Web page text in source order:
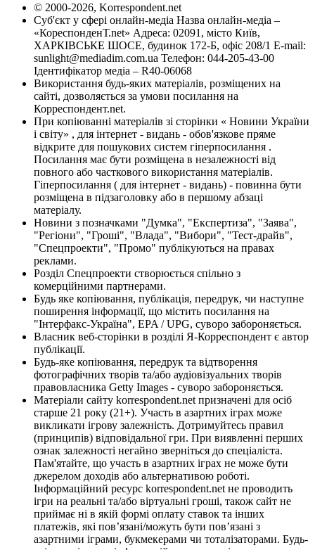
© 2000-2026, Korrespondent.net
Суб'єкт у сфері онлайн-медіа Назва онлайн-медіа –
«КореспонденТ.net» Адреса: 02091, місто Київ,
ХАРКІВСЬКЕ ШОСЕ, будинок 172-Б, офіс 208/1 E-mail:
sunlight@mediadim.com.ua Телефон: 044-205-43-00
Ідентифікатор медіа – R40-06068
Використання будь-яких матеріалів, розміщених на
сайті, дозволяється за умови посилання на
Корреспондент.net.
При копіюванні матеріалів зі сторінки « Новини України
і світу» , для інтернет - видань - обов'язкове пряме
відкрите для пошукових систем гіперпосилання .
Посилання має бути розміщена в незалежності від
повного або часткового використання матеріалів.
Гіперпосилання ( для інтернет - видань) - повинна бути
розміщена в підзаголовку або в першому абзаці
матеріалу.
Новини з позначками "Думка", "Експертиза", "Заява",
"Регіони", "Гроші", "Влада", "Вибори", "Тест-драйв",
"Спецпроекти", "Промо" публікуються на правах
реклами.
Розділ Спецпроекти створюється спільно з
комерційними партнерами.
Будь яке копіювання, публікація, передрук, чи наступне
поширення інформації, що містить посилання на
"Інтерфакс-Україна", EPA / UPG, суворо забороняється.
Власник веб-сторінки в розділі Я-Корреспондент є автор
публікації.
Будь-яке копіювання, передрук та відтворення
фотографічних творів та/або аудіовізуальних творів
правовласника Getty Images - суворо забороняється.
Матеріали сайту korrespondent.net призначені для осіб
старше 21 року (21+). Участь в азартних іграх може
викликати ігрову залежність. Дотримуйтесь правил
(принципів) відповідальної гри. При виявленні перших
ознак залежності негайно зверніться до спеціаліста.
Пам'ятайте, що участь в азартних іграх не може бути
джерелом доходів або альтернативою роботі.
Інформаційний ресурс korrespondent.net не проводить
ігри на реальні та/або віртуальні гроші, також сайт не
приймає ні в якій формі оплату ставок та інших
платежів, які пов’язані/можуть бути пов’язані з
азартними іграми, букмекерами чи тоталізаторами. Будь-